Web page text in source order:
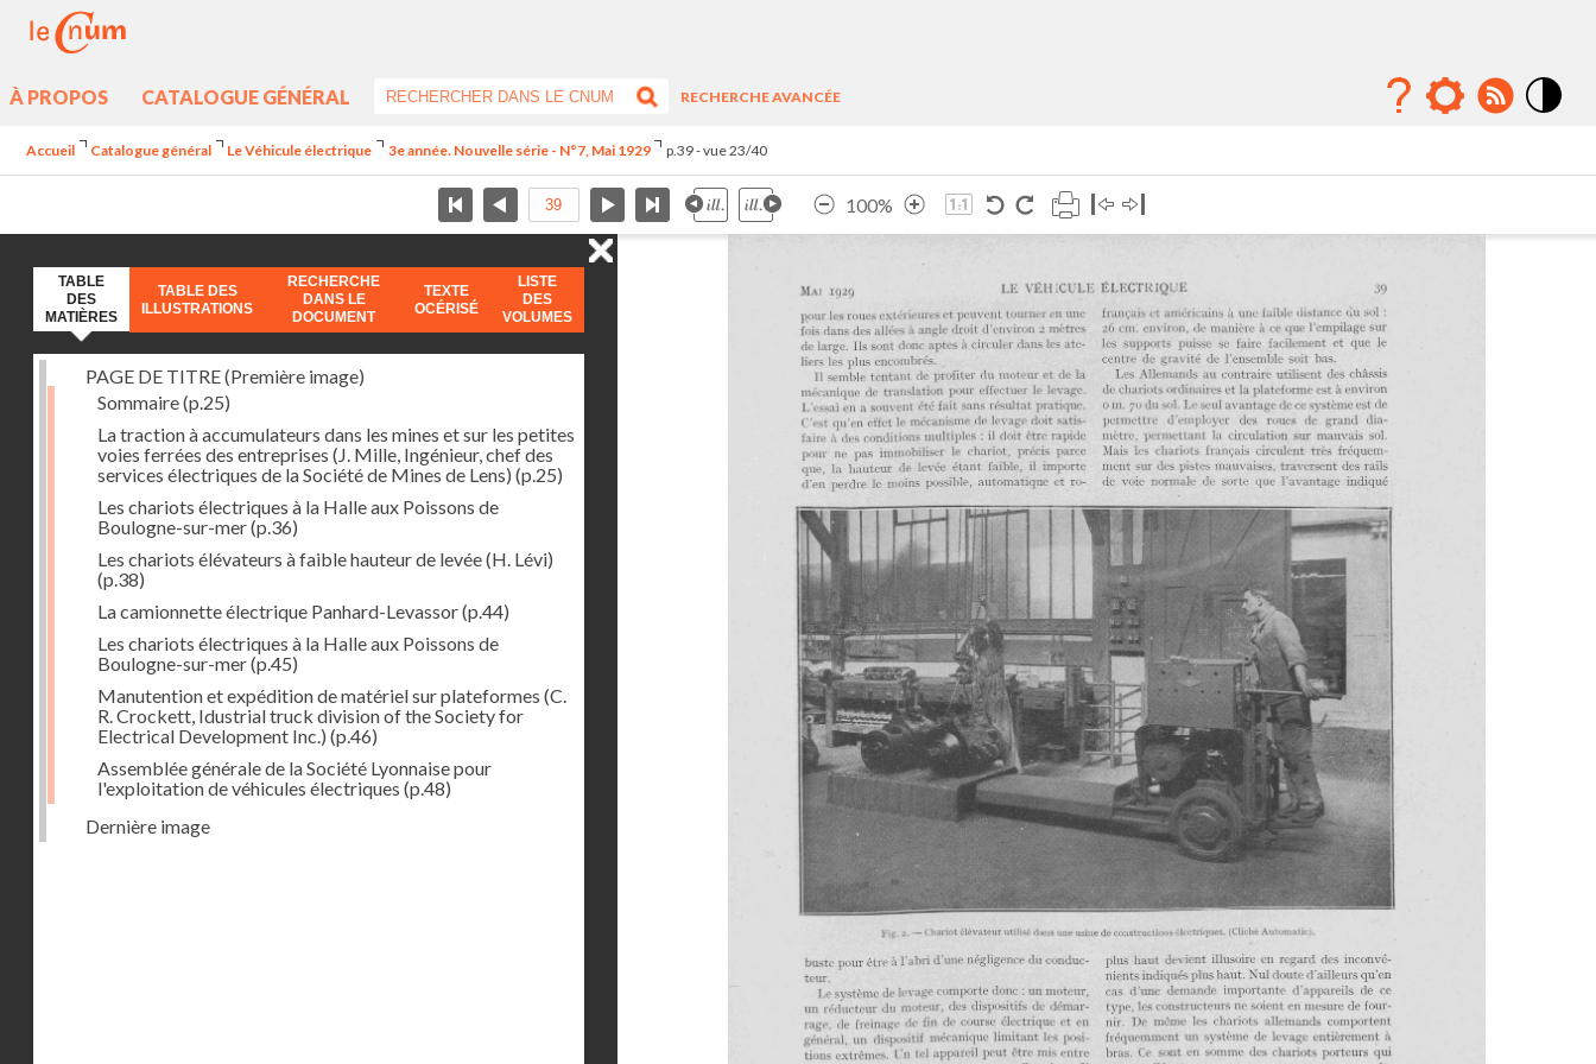
À PROPOS CATALOGUE GÉNÉRAL
RECHERCHE AVANCÉE
Accueil Catalogue général Le Véhicule électrique 3e année. Nouvelle série - N°7, Mai 1929 p.39 - vue 23/40
100%
TABLE
DES
MATIÈRES
TABLE DES
ILLUSTRATIONS
RECHERCHE
DANS LE
DOCUMENT
TEXTE
OCÉRISÉ
LISTE
DES
VOLUMES
PAGE DE TITRE (Première image)
Sommaire(p.25)
La traction à accumulateurs dans les mines et sur les petites
voies ferrées des entreprises (J. Mille, Ingénieur, chef des
services électriques de la Société de Mines de Lens) (p.25)
Les chariots électriques à la Halle aux Poissons de
Boulogne-sur-mer(p.36)
Les chariots élévateurs à faible hauteur de levée (H. Lévi)
(p.38)
La camionnette électrique Panhard-Levassor(p.44)
Les chariots électriques à la Halle aux Poissons de
Boulogne-sur-mer(p.45)
Manutention et expédition de matériel sur plateformes (C.
R. Crockett, Idustrial truck division of the Society for
Electrical Development Inc.) (p.46)
Assemblée générale de la Société Lyonnaise pour
l'exploitation de véhicules électriques (p.48)
Dernière image